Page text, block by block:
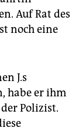
Auf Rat des
noch eine
J.s
habe er ihm
der Polizist.